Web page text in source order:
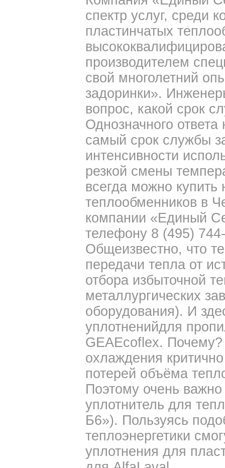
спектр услуг, среди
пластинчатых
производителем
свой многолетний
задоринки».
вопрос, какой срок
Однозначного ответа
самый срок службы
интенсивности
резкой смены
всегда можно
теплообменников в
компании «Единый
телефону 8 (495)
Общеизвестно, что
передачи тепла от
отбора избыточной
металлургических
оборудования). И
уплотненийдля
GEAEcoflex.
охлаждения
потерей объёма
Поэтому очень
уплотнитель для
Б6»). Пользуясь
теплоэнергетики
уплотнения для